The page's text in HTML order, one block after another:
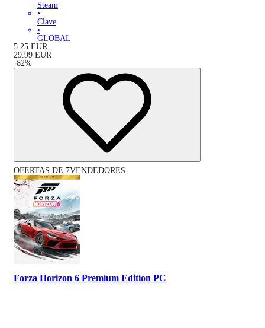
Steam
•
Clave
•
GLOBAL
5.25 EUR
29.99 EUR
-82%
OFERTAS DE 7VENDEDORES
Forza Horizon 6 Premium Edition PC